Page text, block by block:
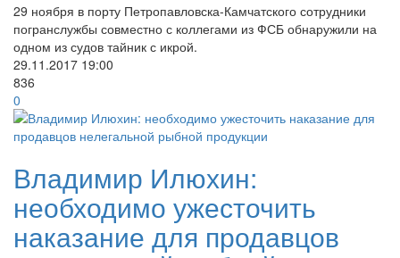
29 ноября в порту Петропавловска-Камчатского сотрудники
погранслужбы совместно с коллегами из ФСБ обнаружили на
одном из судов тайник с икрой.
29.11.2017 19:00
836
0
Владимир Илюхин:
необходимо ужесточить
наказание для продавцов